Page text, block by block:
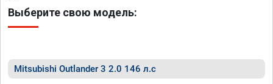
Выберите свою модель:
Mitsubishi Outlander 3 2.0 146 л.с